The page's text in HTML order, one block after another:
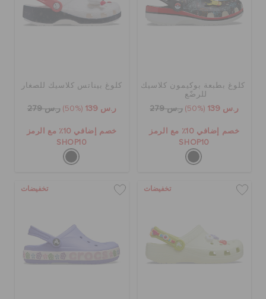
كلوغ بطبعة بوكيمون كلاسيك
للرضّع
ر.س 139 (50%) ر.س 279
خصم إضافي 10٪ مع الرمز
SHOP10
كلوغ بيناتس كلاسيك للصغار
ر.س 139 (50%) ر.س 279
خصم إضافي 10٪ مع الرمز
SHOP10
تخفيضات تخفيضات